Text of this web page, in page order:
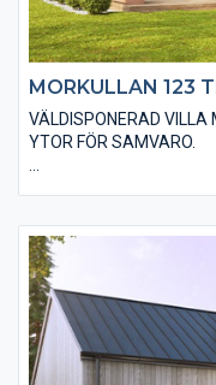
MORKULLAN 123
VÄLDISPONERAD VILLA
YTOR FÖR SAMVARO.
fönster. Huset är även
fönster och dörrar samt
anpassa material och
exempel genom
fönstertyper mm.